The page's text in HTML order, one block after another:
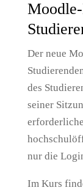
Der neue
des
seiner
nur die
Im Kurs